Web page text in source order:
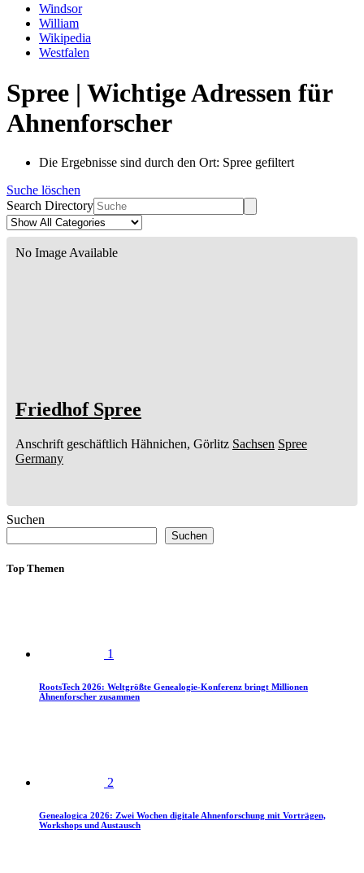
Windsor
William
Wikipedia
Westfalen
Spree | Wichtige Adressen für
Ahnenforscher
Die Ergebnisse sind durch den Ort: Spree gefiltert
Suche löschen
Search Directory
No Image Available
Friedhof Spree
Anschrift geschäftlich Hähnichen, Görlitz Sachsen Spree
Germany
Suchen
Suchen
Top Themen
1
RootsTech 2026: Weltgrößte Genealogie-Konferenz bringt Millionen
Ahnenforscher zusammen
2
Genealogica 2026: Zwei Wochen digitale Ahnenforschung mit Vorträgen,
Workshops und Austausch